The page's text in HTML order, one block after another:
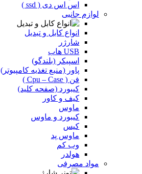
اس اس دی ( ssd )
لوازم جانبی
انواع کابل و تبدیل
شارژر
USB هاب
اسپیکر (بلندگو)
پاور (منبع تغذیه کامپیوتر)
فن ( Cpu – Case )
کیبورد (صفحه کلید)
کیف و کاور
ماوس
کیبورد و ماوس
کیس
ماوس پد
وب کم
هولدر
مواد مصرفی